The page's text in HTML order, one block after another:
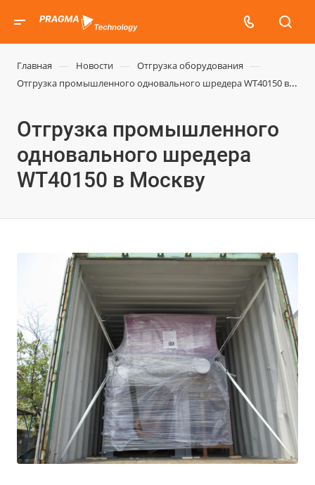
Главная — Новости — Отгрузка оборудования —
Отгрузка промышленного одновального шредера WT40150 в
Отгрузка промышленного
одновального шредера
WT40150 в Москву